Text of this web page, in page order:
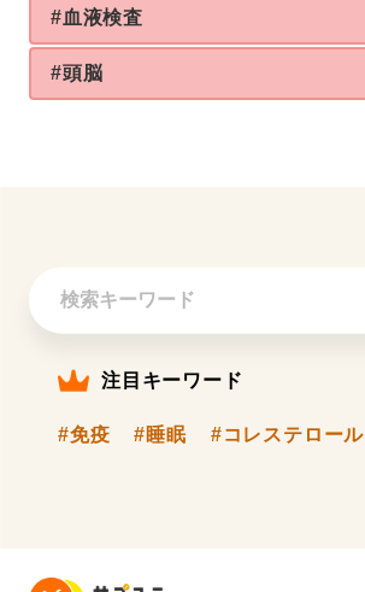
#血液検査
#頭脳
注目キーワード
#免疫 #睡眠 #コレステロール